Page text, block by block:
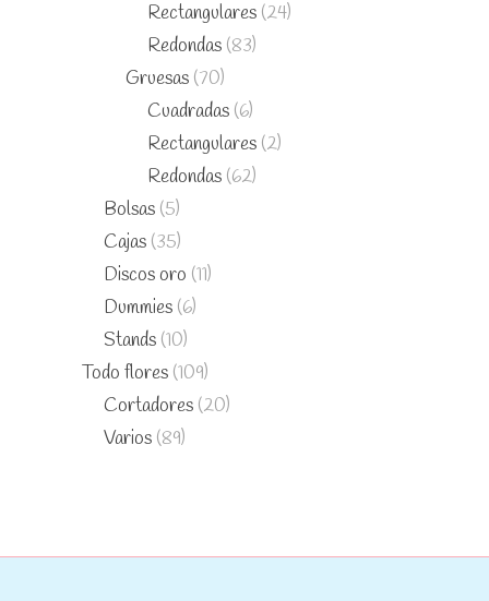
Rectangulares (24)
Redondas (83)
Gruesas (70)
Cuadradas (6)
Rectangulares (2)
Redondas (62)
Bolsas (5)
Cajas (35)
Discos oro (11)
Dummies (6)
Stands (10)
Todo flores (109)
Cortadores (20)
Varios (89)